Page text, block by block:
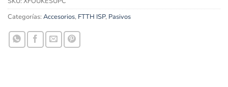
Categorías: Accesorios, FTTH ISP, Pasivos